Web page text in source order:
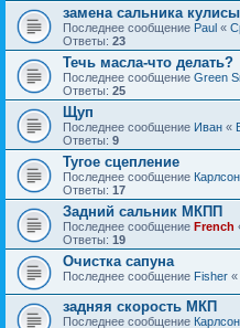
замена сальника
Последнее сообщение Paul «
Ответы: 23
Течь масла-что делать?
Последнее сообщение Green
Ответы: 25
Щуп
Последнее сообщение Иван «
Ответы: 9
Тугое сцепление
Последнее сообщение Карлсон
Ответы: 17
Задний сальник МКПП
Последнее сообщение French
Ответы: 19
Очистка сапуна
Последнее сообщение Fisher «
задняя скорость МКП
Последнее сообщение Карлсон